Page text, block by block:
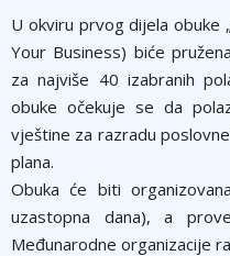
U okviru prvog dijela obuke
Your Business) biće
za najviše 40 izabranih
obuke očekuje se da
vještine za razradu
plana.
Obuka će biti
uzastopna dana), a
Međunarodne organizacije